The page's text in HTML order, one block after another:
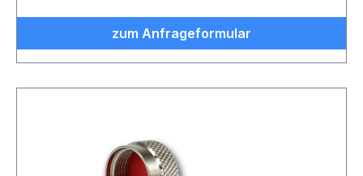
zum Anfrageformular